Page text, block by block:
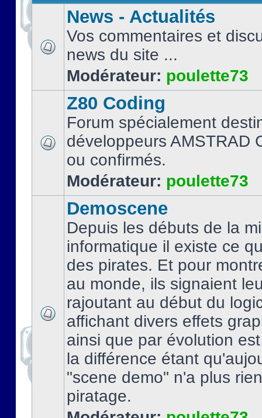
News - Actualités
Vos commentaires et
news du site ...
Modérateur: poulette73
Z80 Coding
Forum spécialement
développeurs AMSTRAD
ou confirmés.
Modérateur: poulette73
Demoscene
Depuis les débuts de la
informatique il existe ce
des pirates. Et pour
au monde, ils signaient
rajoutant au début du
affichant divers effets
ainsi que par évolution
la différence étant
"scene demo" n'a plus
piratage.